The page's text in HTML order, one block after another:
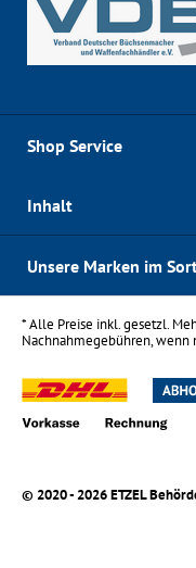
Shop Service
Inhalt
Unsere Marken im
* Alle Preise inkl. gesetzl.
Nachnahmegebühren, wenn
© 2020 - 2026 ETZEL